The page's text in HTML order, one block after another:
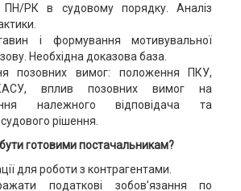
ПН/РК в судовому порядку. Аналіз
і формування мотивувальної
Необхідна доказова база.
позовних вимог: положення ПКУ,
вплив позовних вимог на
належного відповідача та
рішення.
готовими постачальникам?
для роботи з контрагентами.
податкові зобов’язання по